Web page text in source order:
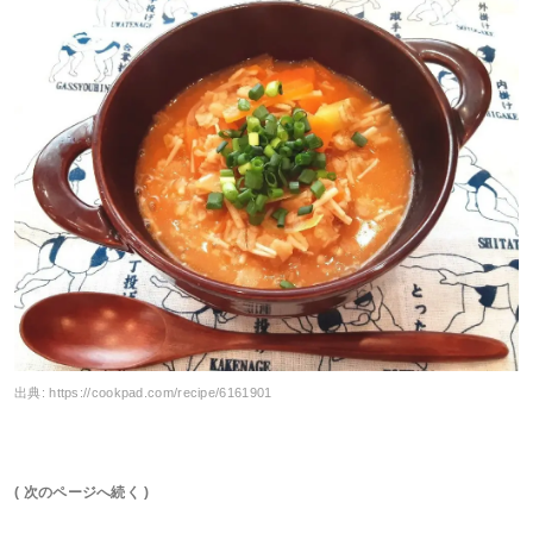
出典: https://cookpad.com/recipe/6161901
( 次のページへ続く )